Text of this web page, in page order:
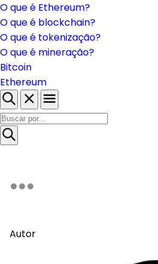
O que é Ethereum?
O que é blockchain?
O que é tokenização?
O que é mineração?
Bitcoin
Ethereum
Autor